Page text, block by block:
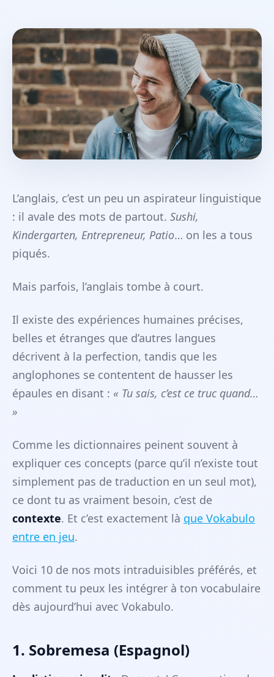
L’anglais, c’est un peu un aspirateur linguistique
: il avale des mots de partout. Sushi,
Kindergarten, Entrepreneur, Patio… on les a tous
piqués.
Mais parfois, l’anglais tombe à court.
Il existe des expériences humaines précises,
belles et étranges que d’autres langues
décrivent à la perfection, tandis que les
anglophones se contentent de hausser les
épaules en disant : « Tu sais, c’est ce truc quand…
»
Comme les dictionnaires peinent souvent à
expliquer ces concepts (parce qu’il n’existe tout
simplement pas de traduction en un seul mot),
ce dont tu as vraiment besoin, c’est de
contexte. Et c’est exactement là que Vokabulo
entre en jeu.
Voici 10 de nos mots intraduisibles préférés, et
comment tu peux les intégrer à ton vocabulaire
dès aujourd’hui avec Vokabulo.
1. Sobremesa (Espagnol)